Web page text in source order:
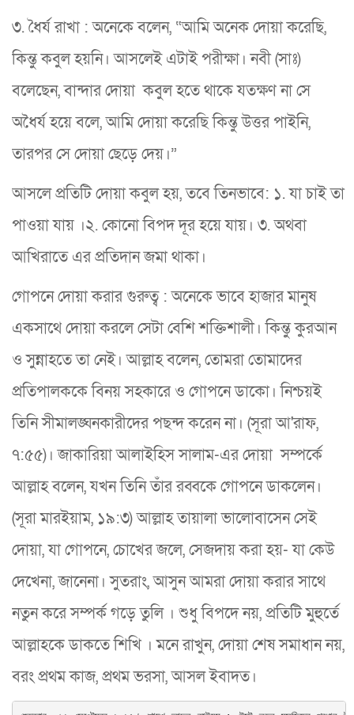
৩. ধৈর্য রাখা : অনেকে বলেন, “আমি অনেক দোয়া করেছি,
কিন্তু কবুল হয়নি। আসলেই এটাই পরীক্ষা। নবী (সাঃ)
বলেছেন, বান্দার দোয়া কবুল হতে থাকে যতক্ষণ না সে
অধৈর্য হয়ে বলে, আমি দোয়া করেছি কিন্তু উত্তর পাইনি,
তারপর সে দোয়া ছেড়ে দেয়।”
আসলে প্রতিটি দোয়া কবুল হয়, তবে তিনভাবে: ১. যা চাই তা
পাওয়া যায় ।২. কোনো বিপদ দূর হয়ে যায়। ৩. অথবা
আখিরাতে এর প্রতিদান জমা থাকা।
গোপনে দোয়া করার গুরুত্ব : অনেকে ভাবে হাজার মানুষ
একসাথে দোয়া করলে সেটা বেশি শক্তিশালী। কিন্তু কুরআন
ও সুন্নাহতে তা নেই। আল্লাহ বলেন, তোমরা তোমাদের
প্রতিপালককে বিনয় সহকারে ও গোপনে ডাকো। নিশ্চয়ই
তিনি সীমালঙ্ঘনকারীদের পছন্দ করেন না। (সূরা আ'রাফ,
৭:৫৫)। জাকারিয়া আলাইহিস সালাম-এর দোয়া সম্পর্কে
আল্লাহ বলেন, যখন তিনি তাঁর রব্বকে গোপনে ডাকলেন।
(সূরা মারইয়াম, ১৯:৩) আল্লাহ তায়ালা ভালোবাসেন সেই
দোয়া, যা গোপনে, চোখের জলে, সেজদায় করা হয়- যা কেউ
দেখেনা, জানেনা। সুতরাং, আসুন আমরা দোয়া করার সাথে
নতুন করে সম্পর্ক গড়ে তুলি । শুধু বিপদে নয়, প্রতিটি মুহুর্তে
আল্লাহকে ডাকতে শিখি । মনে রাখুন, দোয়া শেষ সমাধান নয়,
বরং প্রথম কাজ, প্রথম ভরসা, আসল ইবাদত।